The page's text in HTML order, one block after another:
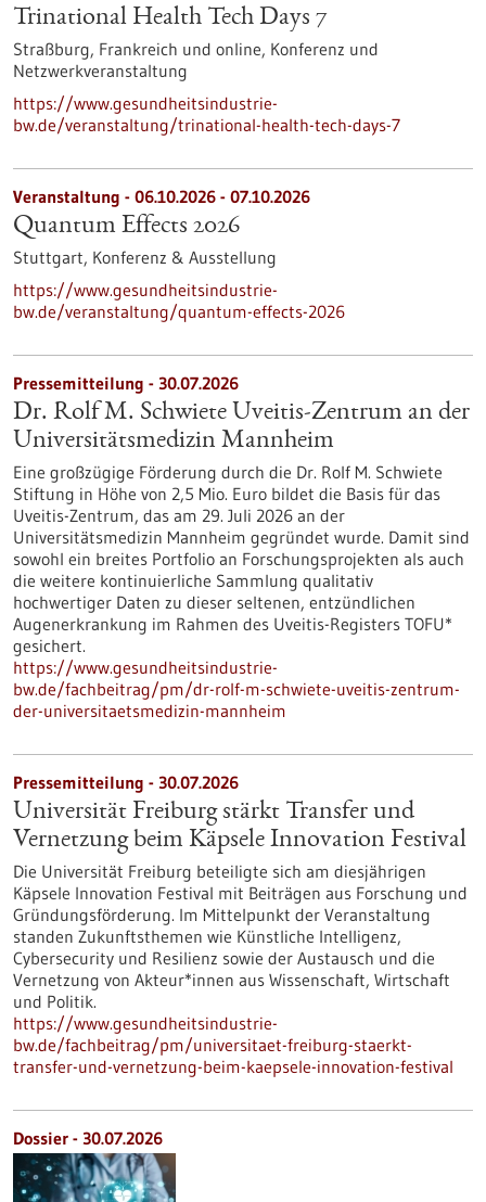
Trinational Health Tech Days 7
Straßburg, Frankreich und online, Konferenz und
Netzwerkveranstaltung
https://www.gesundheitsindustrie-
bw.de/veranstaltung/trinational-health-tech-days-7
Veranstaltung - 06.10.2026 - 07.10.2026
Quantum Effects 2026
Stuttgart, Konferenz & Ausstellung
https://www.gesundheitsindustrie-
bw.de/veranstaltung/quantum-effects-2026
Pressemitteilung - 30.07.2026
Dr. Rolf M. Schwiete Uveitis-Zentrum an der
Universitätsmedizin Mannheim
Eine großzügige Förderung durch die Dr. Rolf M. Schwiete
Stiftung in Höhe von 2,5 Mio. Euro bildet die Basis für das
Uveitis-Zentrum, das am 29. Juli 2026 an der
Universitätsmedizin Mannheim gegründet wurde. Damit sind
sowohl ein breites Portfolio an Forschungsprojekten als auch
die weitere kontinuierliche Sammlung qualitativ
hochwertiger Daten zu dieser seltenen, entzündlichen
Augenerkrankung im Rahmen des Uveitis-Registers TOFU*
gesichert.
https://www.gesundheitsindustrie-
bw.de/fachbeitrag/pm/dr-rolf-m-schwiete-uveitis-zentrum-
der-universitaetsmedizin-mannheim
Pressemitteilung - 30.07.2026
Universität Freiburg stärkt Transfer und
Vernetzung beim Käpsele Innovation Festival
Die Universität Freiburg beteiligte sich am diesjährigen
Käpsele Innovation Festival mit Beiträgen aus Forschung und
Gründungsförderung. Im Mittelpunkt der Veranstaltung
standen Zukunftsthemen wie Künstliche Intelligenz,
Cybersecurity und Resilienz sowie der Austausch und die
Vernetzung von Akteur*innen aus Wissenschaft, Wirtschaft
und Politik.
https://www.gesundheitsindustrie-
bw.de/fachbeitrag/pm/universitaet-freiburg-staerkt-
transfer-und-vernetzung-beim-kaepsele-innovation-festival
Dossier - 30.07.2026